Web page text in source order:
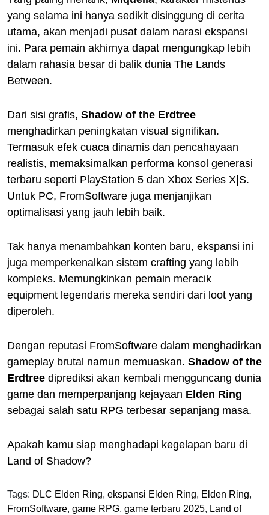
yang selama ini hanya sedikit disinggung di cerita
utama, akan menjadi pusat dalam narasi ekspansi
ini. Para pemain akhirnya dapat mengungkap lebih
dalam rahasia besar di balik dunia The Lands
Between.
Dari sisi grafis, Shadow of the Erdtree
menghadirkan peningkatan visual signifikan.
Termasuk efek cuaca dinamis dan pencahayaan
realistis, memaksimalkan performa konsol generasi
terbaru seperti PlayStation 5 dan Xbox Series X|S.
Untuk PC, FromSoftware juga menjanjikan
optimalisasi yang jauh lebih baik.
Tak hanya menambahkan konten baru, ekspansi ini
juga memperkenalkan sistem crafting yang lebih
kompleks. Memungkinkan pemain meracik
equipment legendaris mereka sendiri dari loot yang
diperoleh.
Dengan reputasi FromSoftware dalam menghadirkan
gameplay brutal namun memuaskan. Shadow of the
Erdtree diprediksi akan kembali mengguncang dunia
game dan memperpanjang kejayaan Elden Ring
sebagai salah satu RPG terbesar sepanjang masa.
Apakah kamu siap menghadapi kegelapan baru di
Land of Shadow?
Tags: DLC Elden Ring, ekspansi Elden Ring, Elden Ring,
FromSoftware, game RPG, game terbaru 2025, Land of